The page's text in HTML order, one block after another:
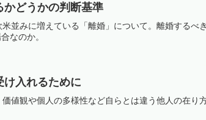
かどうかの判断基準
並みに増えている「離婚」について。離婚するべ
なのか。
け入れるために
値観や個人の多様性など自らとは違う他人の在り